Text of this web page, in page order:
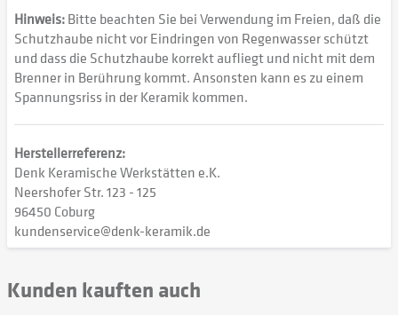
Hinweis:Bitte beachten Sie bei Verwendung im Freien, daß die
Schutzhaube nicht vor Eindringen von Regenwasser schützt
und dass die Schutzhaube korrekt aufliegt und nicht mit dem
Brenner in Berührung kommt. Ansonsten kann es zu einem
Spannungsriss in der Keramik kommen.
Herstellerreferenz:
Denk Keramische Werkstätten e.K.
Neershofer Str. 123 - 125
96450 Coburg
kundenservice@denk-keramik.de
Kunden kauften auch